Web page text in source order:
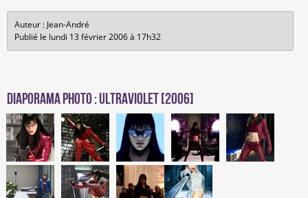
Auteur : Jean-André
Publié le lundi 13 février 2006 à 17h32
Diaporama photo : Ultraviolet [2006]